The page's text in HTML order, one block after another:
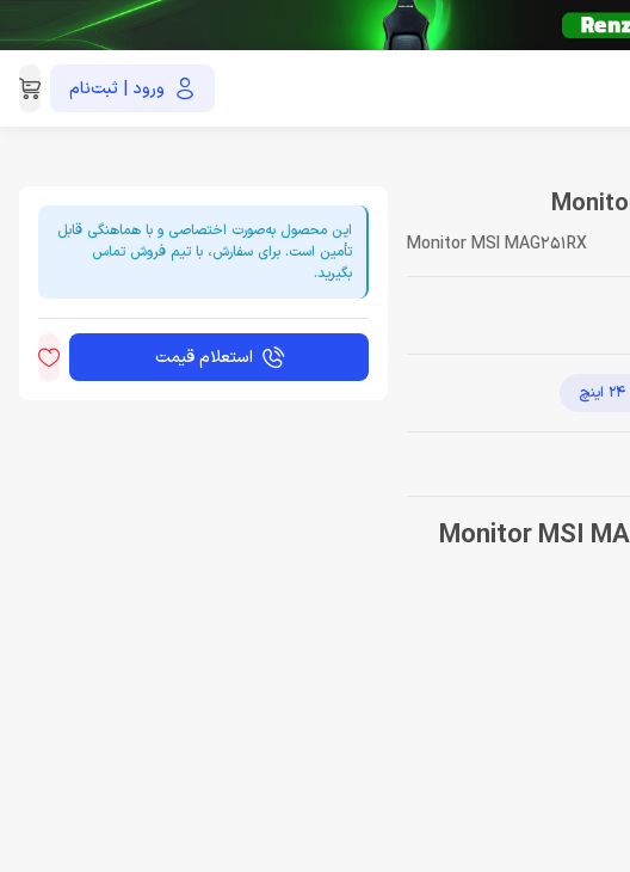
ورود | ثبت‌نام021-91035390
Monitor MSI MAG251RX
این محصول به‌صورت اختصاصی و با هماهنگی قابل
تأمین است. برای سفارش، با تیم فروش تماس
بگیرید.
استعلام قیمت